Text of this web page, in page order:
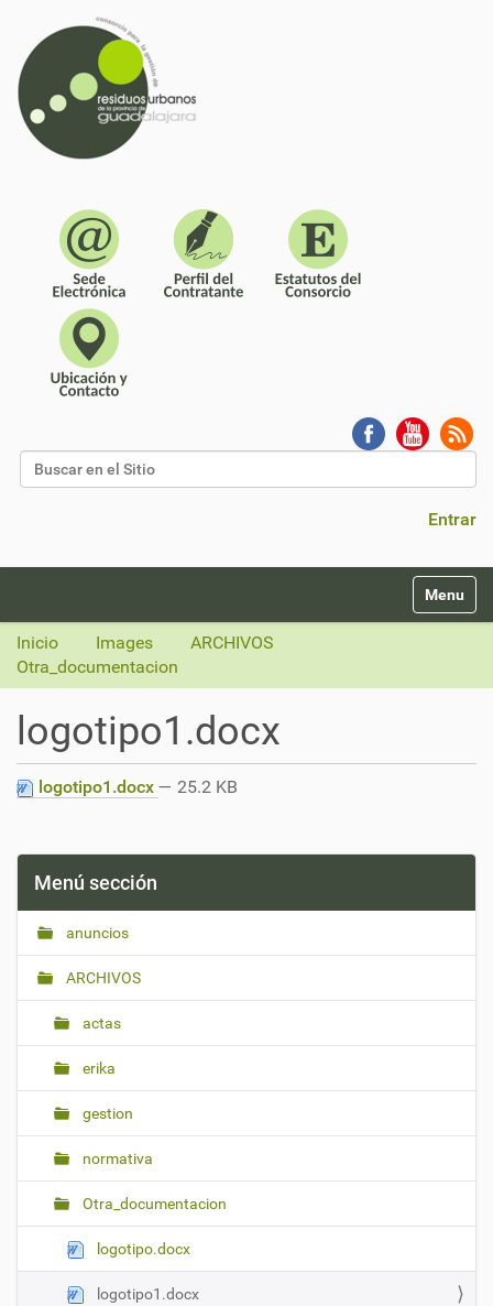
Entrar
v
Toggle
Inicio Images
ARCHIVOS
Otra_documentacion
logotipo1.docx
logotipo1.docx — 25.2 KB
Menú sección
anuncios
ARCHIVOS
actas
erika
gestion
normativa
Otra_documentacion
logotipo.docx
logotipo1.docx